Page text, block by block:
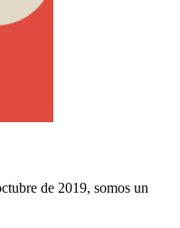
de 2019, somos un